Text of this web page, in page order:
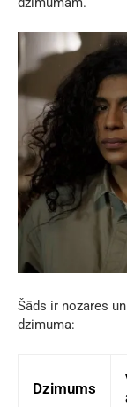
Šāds ir nozares un
dzimuma:
Dzimums